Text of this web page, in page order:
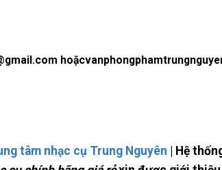
tâm nhạc cụ Trung Nguyên | Hệ